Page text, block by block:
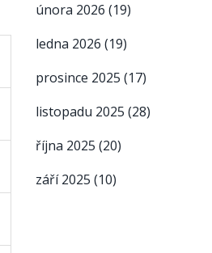
února 2026 (19)
ledna 2026 (19)
prosince 2025 (17)
listopadu 2025 (28)
října 2025 (20)
září 2025 (10)